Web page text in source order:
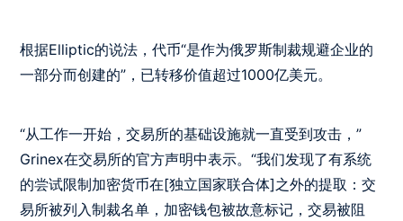
根据Elliptic的说法，代币“是作为俄罗斯制裁规避企业的
一部分而创建的”，已转移价值超过1000亿美元。
“从工作一开始，交易所的基础设施就一直受到攻击，”
Grinex在交易所的官方声明中表示。“我们发现了有系统
的尝试限制加密货币在[独立国家联合体]之外的提取：交
易所被列入制裁名单，加密钱包被故意标记，交易被阻